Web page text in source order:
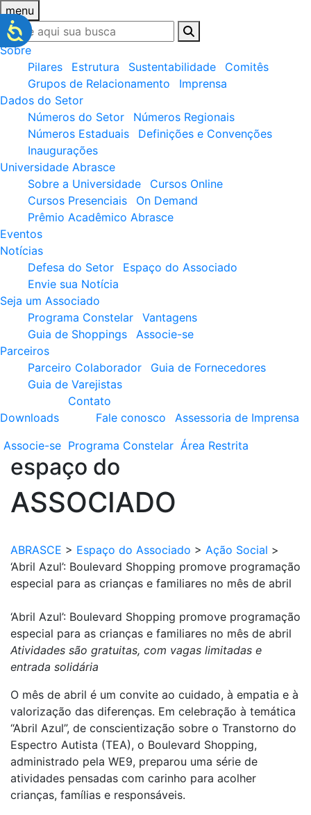
menu
Sobre
Pilares
Estrutura Sustentabilidade
Comitês
Grupos de Relacionamento
Imprensa
Dados do Setor
Números do Setor
Números Regionais
Números Estaduais
Definições e Convenções
Inaugurações
Universidade Abrasce
Sobre a Universidade
Cursos Online
Cursos Presenciais
On Demand
Prêmio Acadêmico Abrasce
Eventos
Notícias
Defesa do Setor
Espaço do Associado
Envie sua Notícia
Seja um Associado
Programa Constelar
Vantagens
Guia de Shoppings
Associe-se
Parceiros
Parceiro Colaborador
Guia de Fornecedores
Guia de Varejistas
Downloads
Contato
Fale conosco
Assessoria de Imprensa
Associe-se Programa Constelar Área Restrita
espaço do
ASSOCIADO
ABRASCE > Espaço do Associado > Ação Social >
‘Abril Azul’: Boulevard Shopping promove programação
especial para as crianças e familiares no mês de abril
‘Abril Azul’: Boulevard Shopping promove programação
especial para as crianças e familiares no mês de abril
Atividades são gratuitas, com vagas limitadas e
entrada solidária
O mês de abril é um convite ao cuidado, à empatia e à
valorização das diferenças. Em celebração à temática
“Abril Azul”, de conscientização sobre o Transtorno do
Espectro Autista (TEA), o Boulevard Shopping,
administrado pela WE9, preparou uma série de
atividades pensadas com carinho para acolher
crianças, famílias e responsáveis.